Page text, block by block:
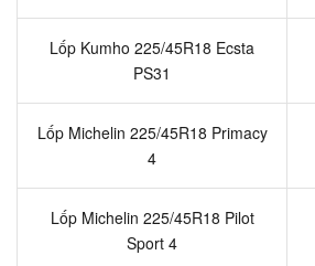
Lốp Kumho 225/45R18 Ecsta
PS31
Lốp Michelin 225/45R18 Primacy
4
Lốp Michelin 225/45R18 Pilot
Sport 4